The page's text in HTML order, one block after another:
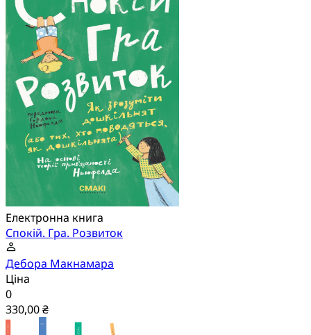
Електронна книга
Спокій. Гра. Розвиток
Дебора Макнамара
Ціна
0
330,00 ₴